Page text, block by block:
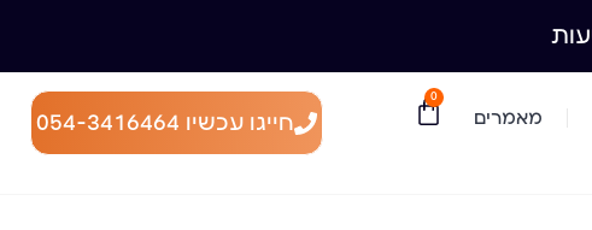
מאמרים
0
חייגו עכשיו 054-3416464